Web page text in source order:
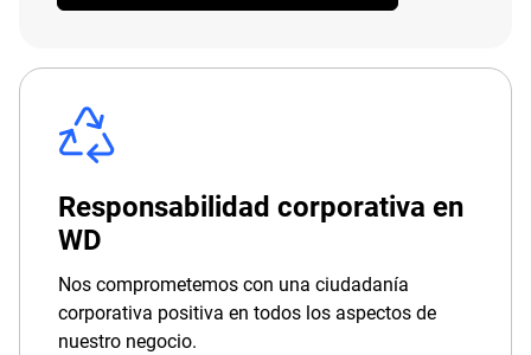
Responsabilidad corporativa en
WD
Nos comprometemos con una ciudadanía
corporativa positiva en todos los aspectos de
nuestro negocio.